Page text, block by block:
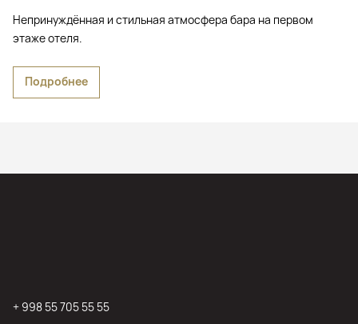
Непринуждённая и стильная атмосфера бара на первом
этаже отеля.
Подробнее
+ 998 55 705 55 55